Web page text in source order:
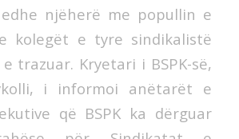
njëherë me popullin e
kolegët e tyre sindikalistë
trazuar. Kryetari i BSPK-së,
i informoi anëtarët e
që BSPK ka dërguar